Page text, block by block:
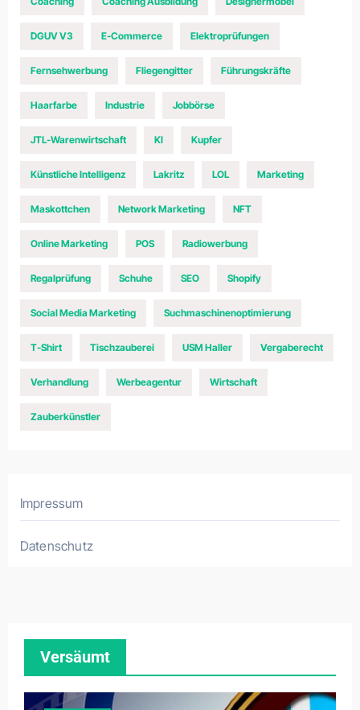
DGUV V3 E-Commerce Elektroprüfungen
Fernsehwerbung Fliegengitter Führungskräfte
Haarfarbe Industrie Jobbörse
JTL-Warenwirtschaft KI Kupfer
Künstliche Intelligenz Lakritz LOL Marketing
Maskottchen Network Marketing NFT
Online Marketing POS Radiowerbung
Regalprüfung Schuhe SEO Shopify
Social Media Marketing Suchmaschinenoptimierung
T-Shirt Tischzauberei USM Haller Vergaberecht
Verhandlung Werbeagentur Wirtschaft
Zauberkünstler
Impressum
Datenschutz
Versäumt